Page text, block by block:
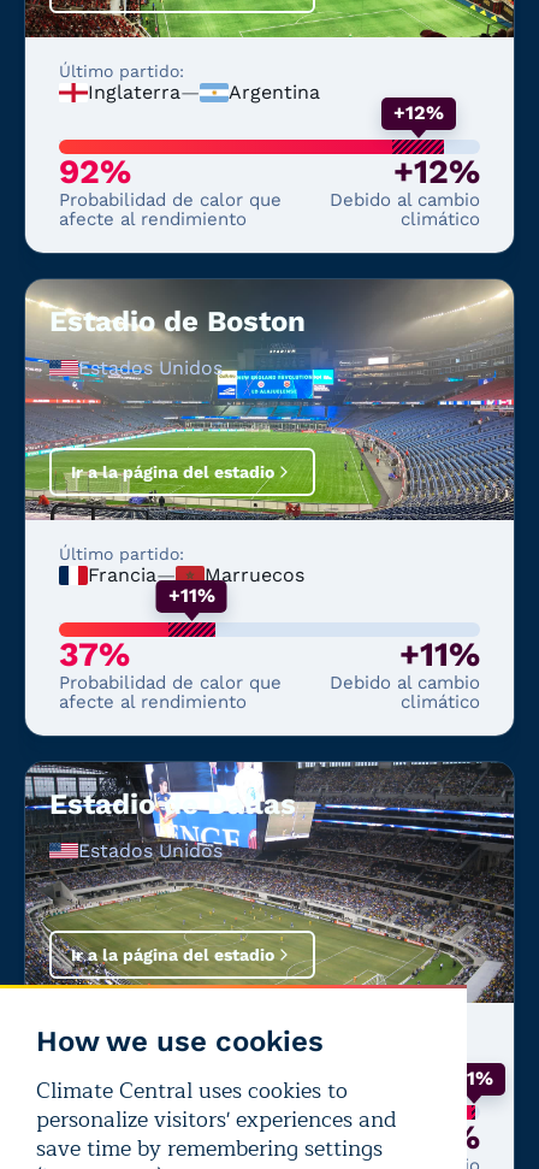
Último partido:
Inglaterra—
Argentina
+12%
92%
Probabilidad de calor que
afecte al rendimiento
+12%
Debido al cambio
climático
Estadio de Boston
Estados Unidos
Ir a la página del estadio
Último partido:
Francia—
Marruecos
+11%
37%
Probabilidad de calor que
afecte al rendimiento
+11%
Debido al cambio
climático
Estadio de Dallas
Estados Unidos
Ir a la página del estadio
Último partido:
Francia —
España
+1%
99% +1%
How we use cookies
Climate Central uses cookies to
personalize visitors' experiences and
save time by remembering settings